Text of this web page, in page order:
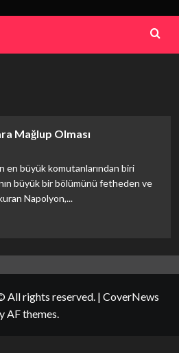
Mağlup Olması
en büyük komutanlarından biri
büyük bir bölümünü fetheden ve
Napolyon,...
All rights reserved. | CoverNews
AF themes.